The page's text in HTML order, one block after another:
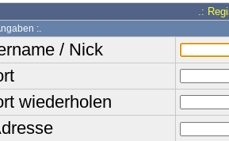
.:
:.
/ Nick
wiederholen